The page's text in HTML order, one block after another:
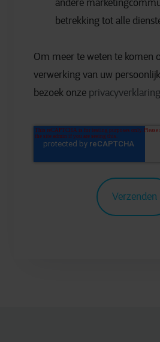
andere
betrekking tot alle
Om meer te weten te komen
verwerking van uw
bezoek onze privacyverklaring